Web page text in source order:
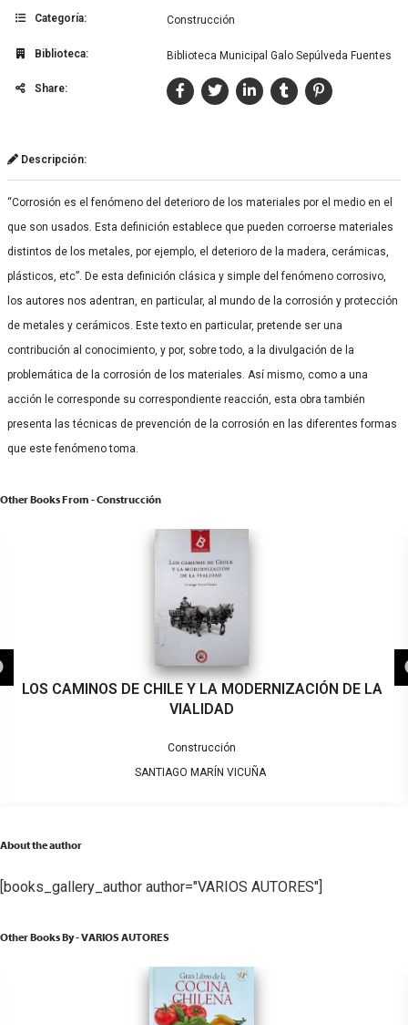
Categoría: Construcción
Biblioteca: Biblioteca Municipal Galo Sepúlveda Fuentes
Share:
Descripción:
“Corrosión es el fenómeno del deterioro de los materiales por el medio en el
que son usados. Esta definición establece que pueden corroerse materiales
distintos de los metales, por ejemplo, el deterioro de la madera, cerámicas,
plásticos, etc”. De esta definición clásica y simple del fenómeno corrosivo,
los autores nos adentran, en particular, al mundo de la corrosión y protección
de metales y cerámicos. Este texto en particular, pretende ser una
contribución al conocimiento, y por, sobre todo, a la divulgación de la
problemática de la corrosión de los materiales. Así mismo, como a una
acción le corresponde su correspondiente reacción, esta obra también
presenta las técnicas de prevención de la corrosión en las diferentes formas
que este fenómeno toma.
Other Books From - Construcción
LOS CAMINOS DE CHILE Y LA MODERNIZACIÓN DE LA
VIALIDAD
Construcción
SANTIAGO MARÍN VICUÑA
About the author
[books_gallery_author author="VARIOS AUTORES"]
Other Books By - VARIOS AUTORES